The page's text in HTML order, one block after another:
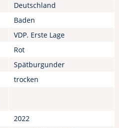
Deutschland
Baden
VDP. Erste Lage
Rot
Spätburgunder
trocken
2022